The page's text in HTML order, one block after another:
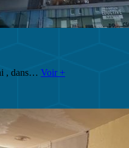
, dans… Voir +